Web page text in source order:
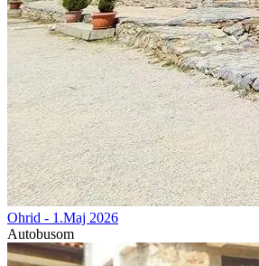
Ohrid - 1.Maj 2026
Autobusom